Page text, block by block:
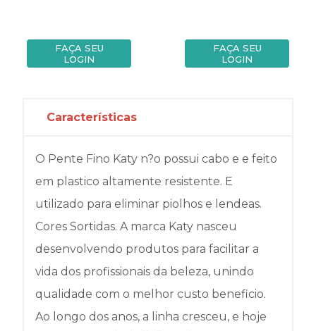
FAÇA SEU
LOGIN
FAÇA SEU
LOGIN
Características
O Pente Fino Katy n?o possui cabo e e feito
em plastico altamente resistente. E
utilizado para eliminar piolhos e lendeas.
Cores Sortidas. A marca Katy nasceu
desenvolvendo produtos para facilitar a
vida dos profissionais da beleza, unindo
qualidade com o melhor custo beneficio.
Ao longo dos anos, a linha cresceu, e hoje